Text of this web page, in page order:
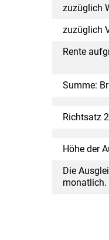
zuzüglich
zuzüglich
Rente
Summe:
Richtsatz
Höhe der
Die
monatlich.